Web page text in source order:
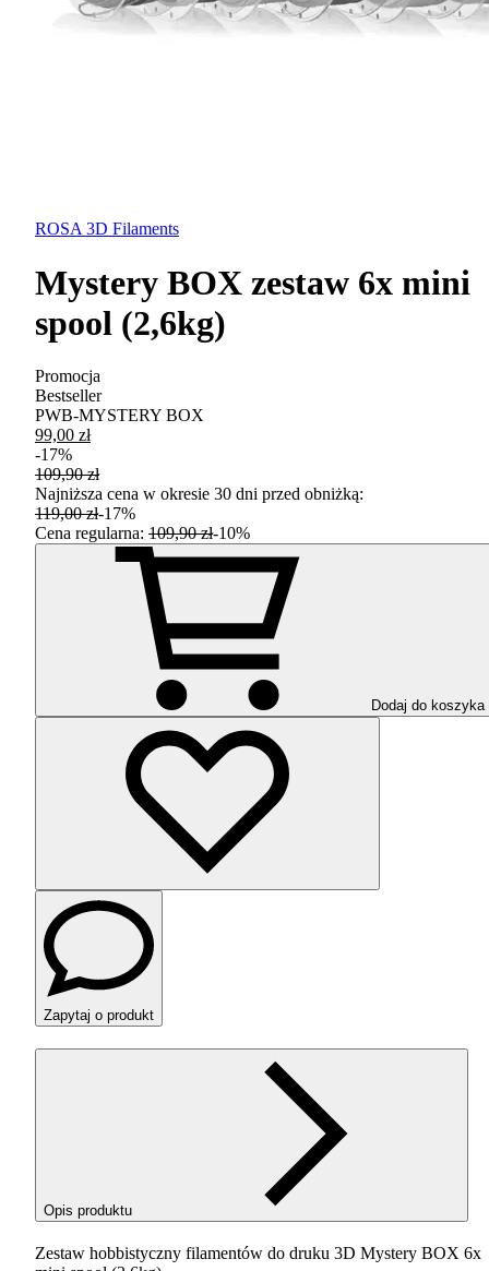
ROSA 3D Filaments
Mystery BOX zestaw 6x mini
spool (2,6kg)
Promocja
Bestseller
PWB-MYSTERY BOX
99,00 zł
-17%
109,90 zł
Najniższa cena w okresie 30 dni przed obniżką:
119,00 zł-17%
Cena regularna: 109,90 zł-10%
Dodaj do koszyka
Zapytaj o produkt
Opis produktu
Zestaw hobbistyczny filamentów do druku 3D Mystery BOX 6x